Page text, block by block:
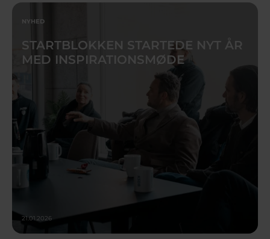
NYHED
STARTBLOKKEN STARTEDE NYT ÅR
MED INSPIRATIONSMØDE
21.01.2026